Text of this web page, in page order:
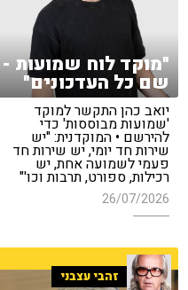
"מוקד לוח שמועות -
שם כל העדכונים"
יואב כהן התקשר למוקד
'שמועות מבוססות' כדי
להירשם • המוקדנית: "יש
שירות חד יומי, יש שירות חד
פעמי לשמועה אחת, יש
רכילות, ספורט, תרבות וכו'"
26/07/2026
זהבי עצבני